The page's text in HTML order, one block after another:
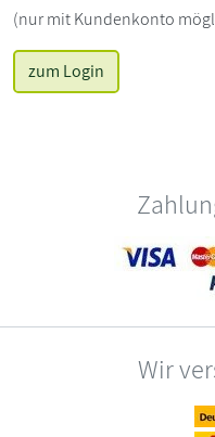
(nur mit Kundenkonto
zum Login
Wir